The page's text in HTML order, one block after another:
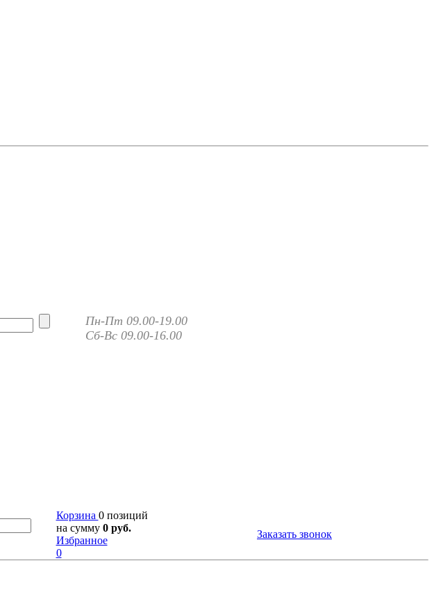
Пн-Пт 09.00-19.00
Сб-Вс 09.00-16.00
Корзина 0 позиций
на сумму 0 руб.
Избранное
0
Заказать звонок